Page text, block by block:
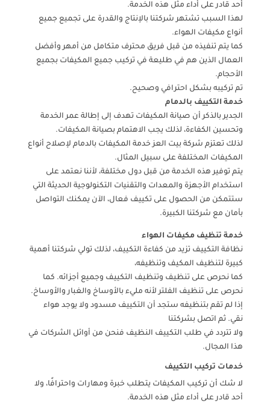
أحد قادر على أداء مثل هذه الخدمة.
لهذا السبب تشتهر شركتنا بالإنتاج والقدرة على تجميع جميع
أنواع مكيفات الهواء.
كما يتم تنفيذه من قبل فريق محترف متكامل من أمهر وأفضل
العمال الذين هم في طليعة في تركيب جميع المكيفات بجميع
الأحجام.
تم تركيبه بشكل احترافي وصحيح.
خدمة التكييف بالدمام
الجدير بالذكر أن صيانة المكيفات تهدف إلى إطالة عمر الخدمة
وتحسين الكفاءة، لذلك يجب الاهتمام بصيانة المكيفات.
لذلك تعتزم شركة بيت العز خدمة المكيفات بالدمام لإصلاح أنواع
المكيفات المختلفة على سبيل المثال.
يتم توفير هذه الخدمة من قبل دول مختلفة، لأننا نعتمد على
استخدام الأجهزة والمعدات والتقنيات التكنولوجية الحديثة التي
ستتمكن من الحصول على تكييف فعال، الآن يمكنك التواصل
بأمان مع شركتنا الكبيرة.
خدمة تنظيف مكيفات الهواء
نظافة التكييف تزيد من كفاءة التكييف، لذلك تولي شركتنا أهمية
كبيرة لتنظيف المكيف وتنظيفه،
كما نحرص على تنظيف وتنظيف التكييف وجميع أجزائه. كما
نحرص على تنظيف الفلتر لأنه مليء بالأوساخ والغبار والأوساخ.
إذا لم تقم بتنظيفه ستجد أن التكييف مسدود ولا يوجد هواء
نقي. ثم اتصل بشركتنا
ولا تتردد في طلب التكييف النظيف فنحن من أوائل الشركات في
هذا المجال.
خدمات تركيب التكييف
لا شك أن تركيب المكيفات يتطلب خبرة ومهارات واحترافًا، ولا
أحد قادر على أداء مثل هذه الخدمة.